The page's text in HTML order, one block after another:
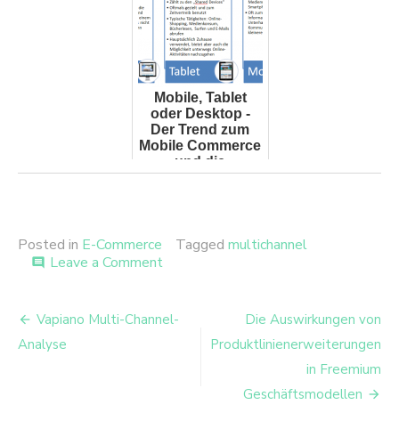
Mobile, Tablet
oder Desktop -
Der Trend zum
Mobile Commerce
und die
Herausforderungen
Posted in E-Commerce Tagged multichannel
comment Leave a Commenton
Multi-
Analyse
Beitrags-
Navigation
Vapiano Multi-Channel-
Analyse
Die Auswirkungen von
Produktlinienerweiterungen
in Freemium
Geschäftsmodellen